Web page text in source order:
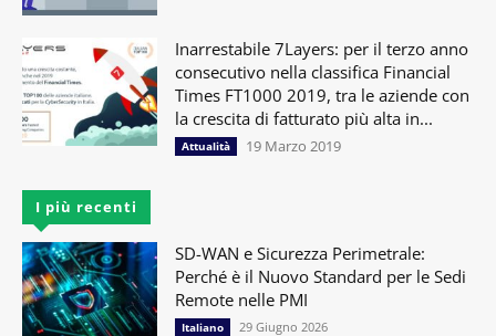
Inarrestabile 7Layers: per il terzo anno
consecutivo nella classifica Financial
Times FT1000 2019, tra le aziende con
la crescita di fatturato più alta in...
Attualità 19 Marzo 2019
I più recenti
SD-WAN e Sicurezza Perimetrale:
Perché è il Nuovo Standard per le Sedi
Remote nelle PMI
Italiano 29 Giugno 2026